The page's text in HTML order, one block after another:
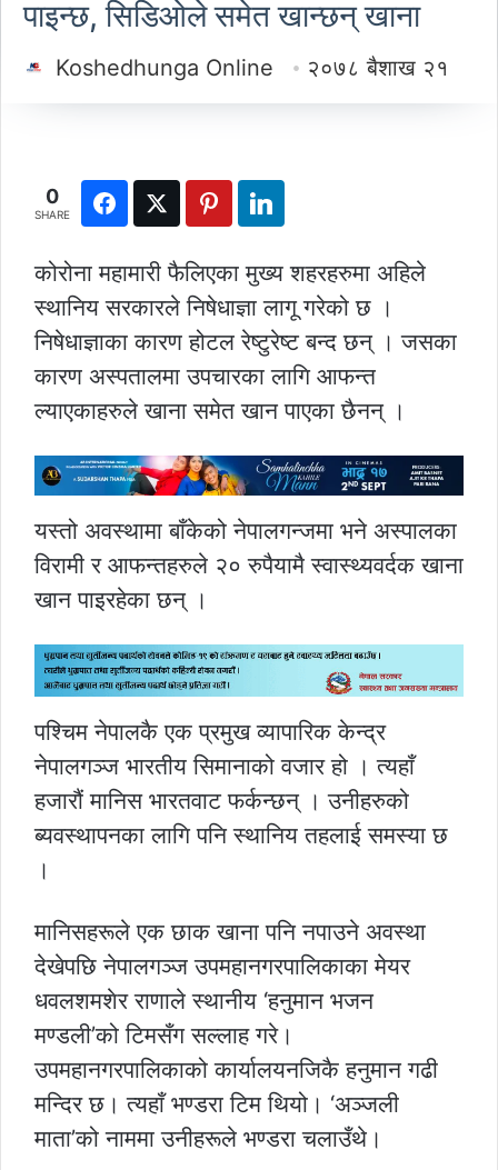
पाइन्छ, सिडिओले समेत खान्छन् खाना
Koshedhunga Online २०७८ बैशाख २१
0
SHARE
कोरोना महामारी फैलिएका मुख्य शहरहरुमा अहिले
स्थानिय सरकारले निषेधाज्ञा लागू गरेको छ ।
निषेधाज्ञाका कारण होटल रेष्टुरेष्ट बन्द छन् । जसका
कारण अस्पतालमा उपचारका लागि आफन्त
ल्याएकाहरुले खाना समेत खान पाएका छैनन् ।
यस्तो अवस्थामा बाँकेको नेपालगन्जमा भने अस्पालका
विरामी र आफन्तहरुले २० रुपैयामै स्वास्थ्यवर्दक खाना
खान पाइरहेका छन् ।
पश्चिम नेपालकै एक प्रमुख व्यापारिक केन्द्र
नेपालगञ्ज भारतीय सिमानाको वजार हो । त्यहाँ
हजारौं मानिस भारतवाट फर्कन्छन् । उनीहरुको
ब्यवस्थापनका लागि पनि स्थानिय तहलाई समस्या छ
।
मानिसहरूले एक छाक खाना पनि नपाउने अवस्था
देखेपछि नेपालगञ्ज उपमहानगरपालिकाका मेयर
धवलशमशेर राणाले स्थानीय ‘हनुमान भजन
मण्डली’को टिमसँग सल्लाह गरे।
उपमहानगरपालिकाको कार्यालयनजिकै हनुमान गढी
मन्दिर छ। त्यहाँ भण्डरा टिम थियो। ‘अञ्जली
माता’को नाममा उनीहरूले भण्डरा चलाउँथे।